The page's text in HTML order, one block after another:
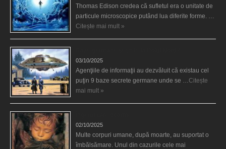
Thomas Edison credea că sufletul era o unitate de
particule microscopice putând lua diferite forme. …
Citește mai mult »
03/10/2025
Agenţiile de informaţii au dezvăluit că existau cel
puţin 9 baze secrete germane unde se …Citește
mai mult »
02/10/2025
Multe corpuri umane, după moarte, au suportat o
îmbălsămare. Unul din cazurile cele mai